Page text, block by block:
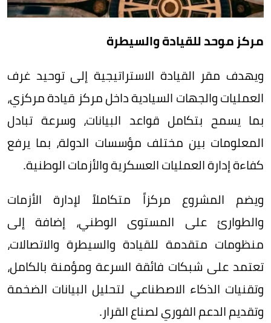
مركز موحد للقيادة والسيطرة
ويهدف مقر القيادة الاستراتيجية إلى توحيد غرف
العمليات والجهات السيادية داخل مركز قيادة مركزي،
بما يسمح بتكامل قواعد البيانات، وسرعة تبادل
المعلومات بين مختلف مؤسسات الدولة، بما يرفع
كفاءة إدارة العمليات العسكرية والأزمات الوطنية.
ويضم المشروع مركزاً متكاملاً لإدارة الأزمات
والطوارئ على المستوى الوطني، إضافة إلى
منظومات متقدمة للقيادة والسيطرة والاتصالات،
تعتمد على شبكات فائقة السرعة ومؤمنة بالكامل،
وتقنيات الذكاء الاصطناعي لتحليل البيانات الضخمة
وتقديم الدعم الفوري لصناع القرار.